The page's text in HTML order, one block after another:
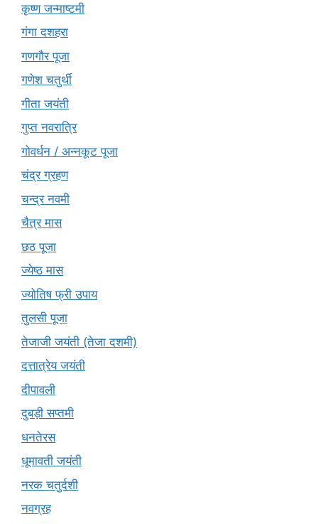
कृष्ण जन्माष्टमी
गंगा दशहरा
गणगौर पूजा
गणेश चतुर्थी
गीता जयंती
गुप्त नवरात्रि
गोवर्धन / अन्नकूट पूजा
चंद्र ग्रहण
चन्द्र नवमी
चैत्र मास
छठ पूजा
ज्येष्ठ मास
ज्योतिष फ्री उपाय
तुलसी पूजा
तेजाजी जयंती (तेजा दशमी)
दत्तात्रेय जयंती
दीपावली
दुबड़ी सप्तमी
धनतेरस
धूमावती जयंती
नरक चतुर्दशी
नवग्रह